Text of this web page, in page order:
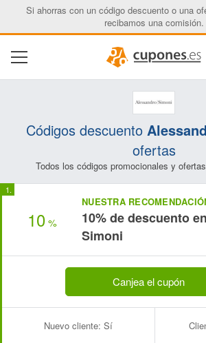
Si ahorras con un código descuento o una
recibamos una comisión.
Códigos descuento
ofertas
Todos los códigos promocionales y
10 %
NUESTRA
10% de descuento
Simoni
Canjea el cupón
Nuevo cliente: Sí